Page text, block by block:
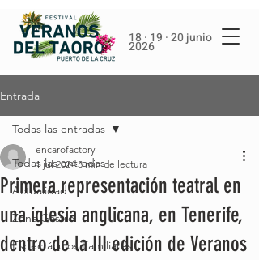
18 · 19 · 20 junio
2026
Entrada
Todas las entradas
Actualidad
Zona Gastro
Espectáculos Familiares
Todas las entradas
Primera representación teatral en
una iglesia anglicana, en Tenerife,
dentro de la III edición de Veranos
encarofactory
1 jul 2024 3 min de lectura